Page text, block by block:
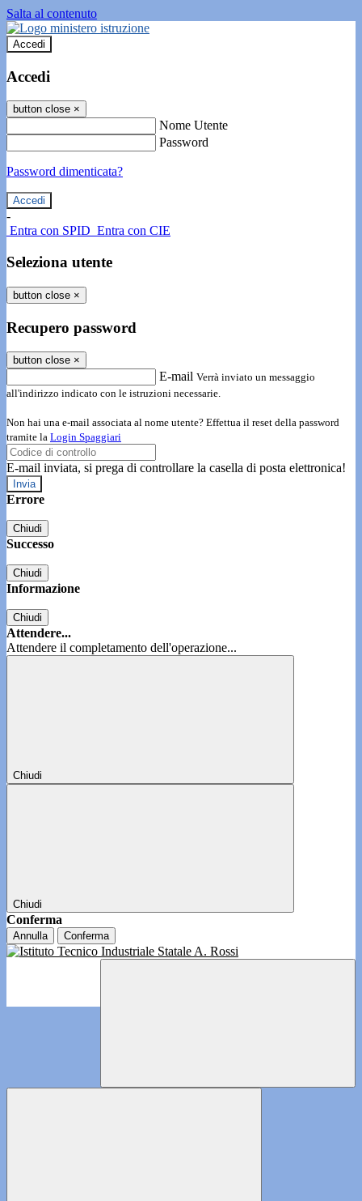
Salta al contenuto
Accedi
Accedi
button close ×
Nome Utente
Password
Password dimenticata?
-
Entra con SPID Entra con CIE
Seleziona utente
button close ×
Recupero password
button close ×
E-mail Verrà inviato un messaggio
all'indirizzo indicato con le istruzioni necessarie.
Non hai una e-mail associata al nome utente? Effettua il reset della password
tramite la Login Spaggiari
E-mail inviata, si prega di controllare la casella di posta elettronica!
Errore
Chiudi
Successo
Chiudi
Informazione
Chiudi
Attendere...
Attendere il completamento dell'operazione...
Chiudi
Chiudi
Conferma
Annulla Conferma